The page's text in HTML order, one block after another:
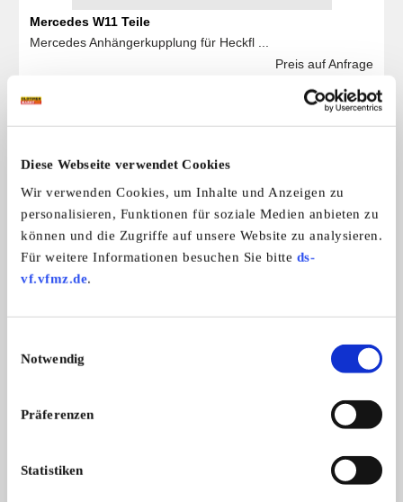
Diese Webseite verwendet Cookies
Wir verwenden Cookies, um Inhalte und Anzeigen zu
personalisieren, Funktionen für soziale Medien anbieten zu
können und die Zugriffe auf unsere Website zu analysieren.
Für weitere Informationen besuchen Sie bitte ds-
vf.vfmz.de.
Notwendig
Präferenzen
Statistiken
Mercedes W11 Teile
Mercedes Anhängerkupplung für Heckfl ...
Preis auf Anfrage
6
Ford Fairlane Galaxie Skyliner -
Aufstelldach SCA
vorderer ...